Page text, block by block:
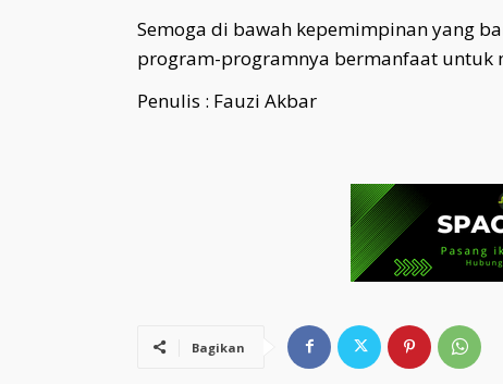
Semoga di bawah kepemimpinan yang
program-programnya bermanfaat untuk
Penulis : Fauzi Akbar
Bagikan